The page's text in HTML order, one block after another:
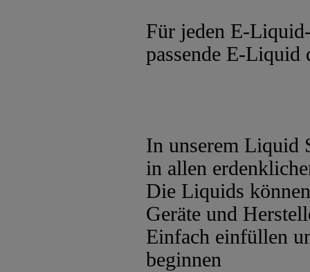
Für jeden E-
passende E-Liquid
In unserem Liquid
in allen
Die Liquids
Geräte und
Einfach einfüllen
beginnen